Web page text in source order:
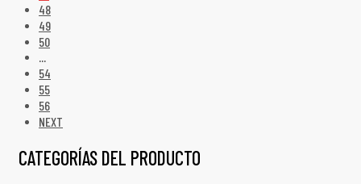
48
49
50
…
54
55
56
NEXT
CATEGORÍAS DEL PRODUCTO